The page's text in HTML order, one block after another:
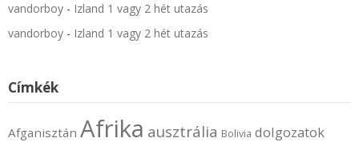
vandorboy - Izland 1 vagy 2 hét utazás
vandorboy - Izland 1 vagy 2 hét utazás
Címkék
Afganisztán Afrika ausztrália Bolivia dolgozatok